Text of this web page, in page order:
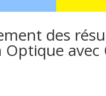
des